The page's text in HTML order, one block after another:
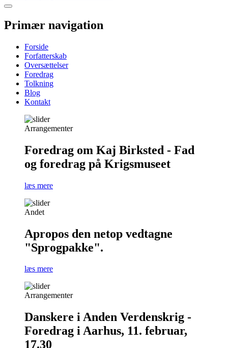
Primær navigation
Forside
Forfatterskab
Oversættelser
Foredrag
Tolkning
Blog
Kontakt
Arrangementer
Foredrag om Kaj Birksted - Fad
og foredrag på Krigsmuseet
læs mere
Andet
Apropos den netop vedtagne
"Sprogpakke".
læs mere
Arrangementer
Danskere i Anden Verdenskrig -
Foredrag i Aarhus, 11. februar,
17.30